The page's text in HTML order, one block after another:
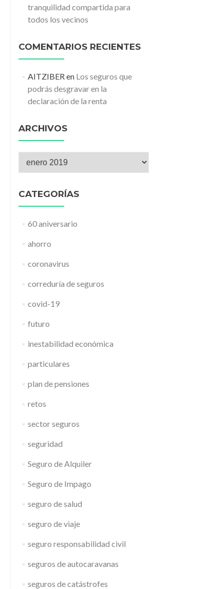
tranquilidad compartida para
todos los vecinos
COMENTARIOS RECIENTES
AITZIBERen Los seguros que
podrás desgravar en la
declaración de la renta
ARCHIVOS
CATEGORÍAS
60 aniversario
ahorro
coronavirus
correduría de seguros
covid-19
futuro
inestabilidad económica
particulares
plan de pensiones
retos
sector seguros
seguridad
Seguro de Alquiler
Seguro de Impago
seguro de salud
seguro de viaje
seguro responsabilidad civil
seguros de autocaravanas
seguros de catástrofes